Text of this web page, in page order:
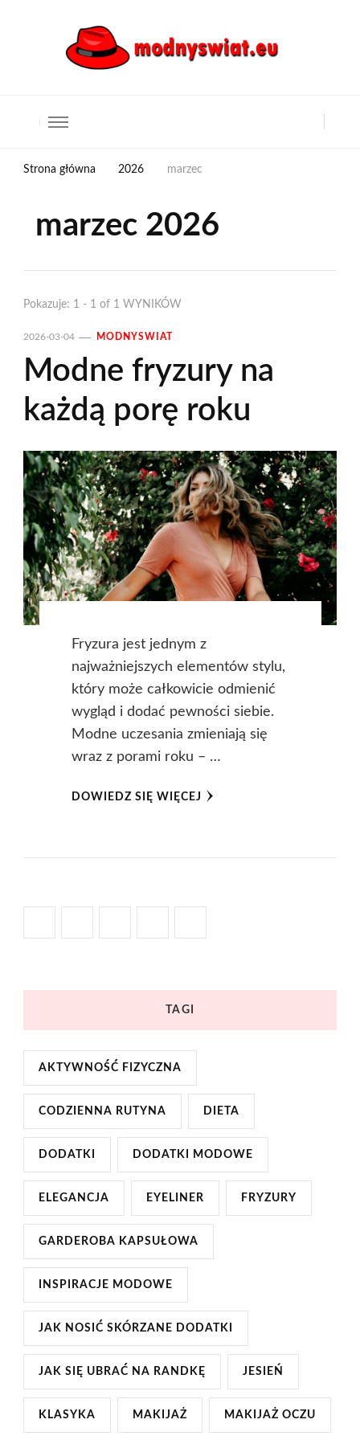
Strona główna 2026 marzec
marzec 2026
Pokazuje: 1 - 1 of 1 WYNIKÓW
2026-03-04 MODNYSWIAT
Modne fryzury na
każdą porę roku
Fryzura jest jednym z
najważniejszych elementów stylu,
który może całkowicie odmienić
wygląd i dodać pewności siebie.
Modne uczesania zmieniają się
wraz z porami roku – …
DOWIEDZ SIĘ WIĘCEJ
TAGI
AKTYWNOŚĆ FIZYCZNA
CODZIENNA RUTYNA DIETA
DODATKI DODATKI MODOWE
ELEGANCJA EYELINER FRYZURY
GARDEROBA KAPSUŁOWA
INSPIRACJE MODOWE
JAK NOSIĆ SKÓRZANE DODATKI
JAK SIĘ UBRAĆ NA RANDKĘ JESIEŃ
KLASYKA MAKIJAŻ MAKIJAŻ OCZU